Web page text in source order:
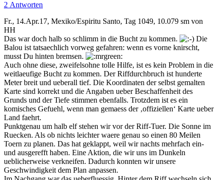
2 Antworten
Fr., 14.Apr.17, Mexiko/Espiritu Santo, Tag 1049, 10.079 sm von
HH
Das war doch halb so schlimm in die Bucht zu kommen.
Die
Balou ist tatsaechlich vorweg gefahren: wenn es vorne knirscht,
musst Du hinten bremsen.
Auch ohne diese, zweifelsohne tolle Hilfe, ist es kein Problem in die
weitlaeufige Bucht zu kommen. Der Riffdurchbruch ist hunderte
Meter breit und ueberall tief. Die Koordinaten der selbst gemalten
Karte sind korrekt und die Angaben ueber Beschaffenheit des
Grunds und der Tiefe stimmen ebenfalls. Trotzdem ist es ein
komisches Gefuehl, wenn man gemaess der ‚offiziellen‘ Karte ueber
Land faehrt.
Punktgenau um halb elf stehen wir vor der Riff-Tuer. Die Sonne im
Ruecken. Als ob nichts leichter waere genau so einen 80 Meilen
Toern zu planen. Das hat geklappt, weil wir nachts mehrfach ein-
und ausgerefft haben. Eine Aktion, die wir uns im Dunkeln
ueblicherweise verkneifen. Dadurch konnten wir unsere
Geschwindigkeit dem Plan anpassen.